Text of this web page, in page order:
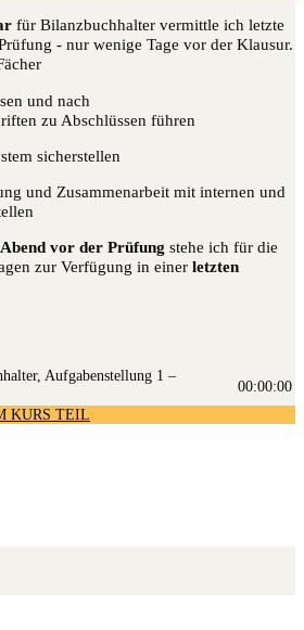
für Bilanzbuchhalter vermittle ich letzte
- nur wenige Tage vor der Klausur.
und nach
zu Abschlüssen führen
sicherstellen
und Zusammenarbeit mit internen und
Abend vor der Prüfung stehe ich für die
zur Verfügung in einer letzten
Auf­ga­ben­stel­lung 1 –
00:00:00
KURS TEIL